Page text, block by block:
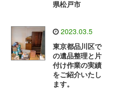
県松戸市
2023.03.5
東京都品川区で
の遺品整理と片
付け作業の実績
をご紹介いたし
ます。